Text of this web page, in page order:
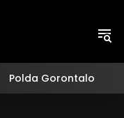
Polda Gorontalo